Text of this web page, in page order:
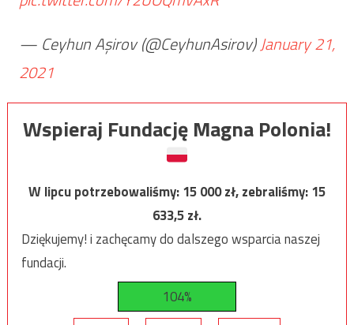
— Ceyhun Aşirov (@CeyhunAsirov)January 21,
2021
Wspieraj Fundację Magna Polonia!
W lipcu potrzebowaliśmy:15 000zł, zebraliśmy:15
633,5zł.
Dziękujemy! i zachęcamy do dalszego wsparcia naszej
fundacji.
104%